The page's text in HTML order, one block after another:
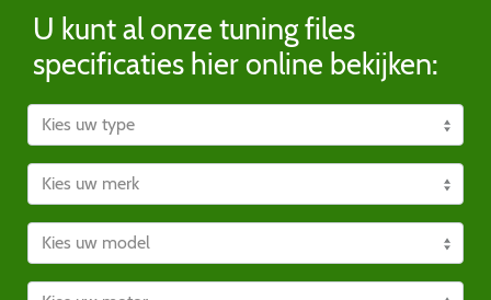
U kunt al onze tuning files
specificaties hier online bekijken: